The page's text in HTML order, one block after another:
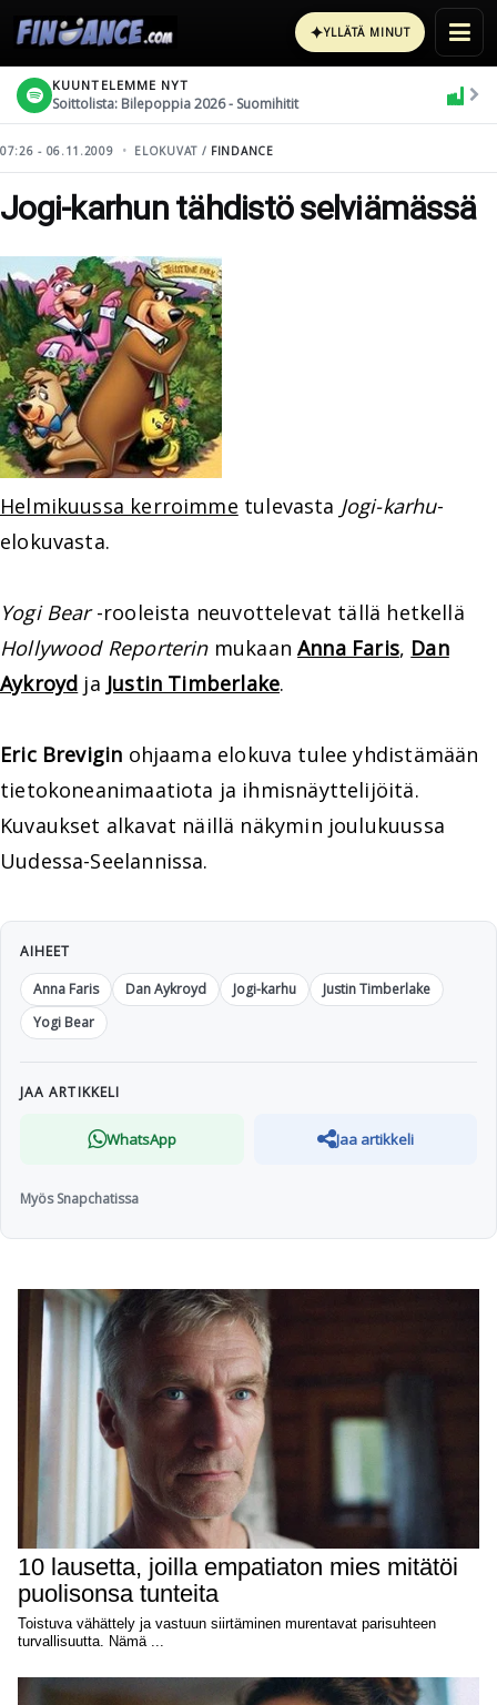
✦YLLÄTÄ MINUT
KUUNTELEMME NYT
Soittolista: Bilepoppia 2026 - Suomihitit
07:26 - 06.11.2009 ELOKUVAT / FINDANCE
Jogi-karhun tähdistö selviämässä
Helmikuussa kerroimme tulevasta Jogi-karhu-
elokuvasta.
Yogi Bear-rooleista neuvottelevat tällä hetkellä
Hollywood ReporterinmukaanAnna Faris, Dan
Aykroyd ja Justin Timberlake.
Eric Brevigin ohjaama elokuva tulee yhdistämään
tietokoneanimaatiota ja ihmisnäyttelijöitä.
Kuvaukset alkavat näillä näkymin joulukuussa
Uudessa-Seelannissa.
AIHEET
Anna Faris
Dan Aykroyd Jogi-karhu
Justin Timberlake
Yogi Bear
JAA ARTIKKELI
WhatsApp Jaa artikkeli
Myös Snapchatissa